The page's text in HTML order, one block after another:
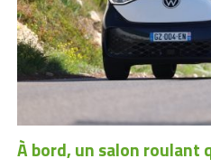
À bord, un salon roulant